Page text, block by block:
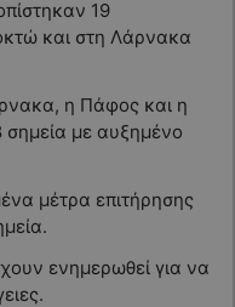
19
και στη Λάρνακα
η Πάφος και η
με αυξημένο
μέτρα επιτήρησης
ενημερωθεί για να